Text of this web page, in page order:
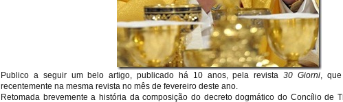
Publico a seguir um belo artigo, publicado há 10 anos, pela revista 30 Giorni,
recentemente na mesma revista no mês de fevereiro deste ano.
Retomada brevemente a história da composição do decreto dogmático do Concílio de